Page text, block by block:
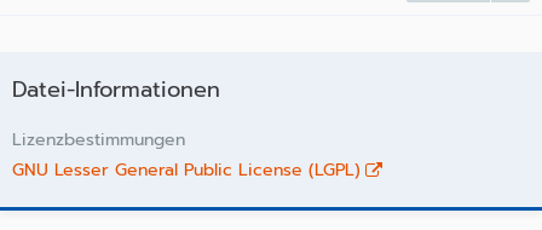
Datei-Informationen
Lizenzbestimmungen
GNU Lesser General Public License (LGPL)